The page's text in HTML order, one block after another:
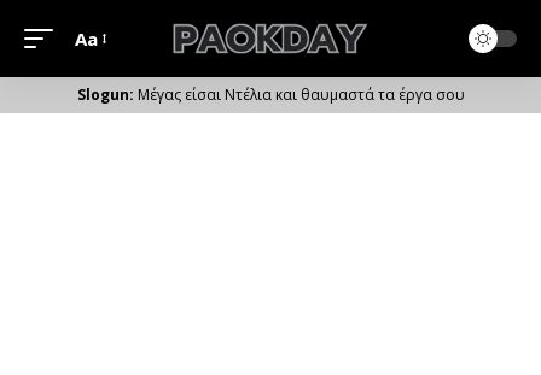
Μέγεθος
Γραμματοσειράς
Aa
Μέγας είσαι Ντέλια και θαυμαστά τα έργα σου